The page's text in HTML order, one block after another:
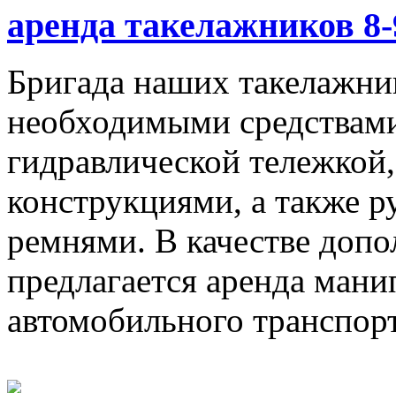
аренда такелажников
Бригада наших
необходимыми
гидравлической
конструкциями, а также
ремнями. В качестве
предлагается аренда
автомобильного